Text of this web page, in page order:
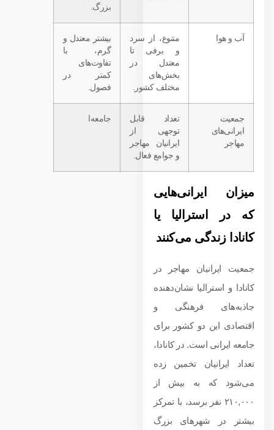
بزرگ.
آب و هوا
متنوع، از سرد
و برفی تا
معتدل در
بخش‌های
مختلف کشور.
بیشتر معتدل و
گرم، با
تفاوت‌های
کمتر در
فصول.
جمعیت
ایرانی‌های
مهاجر
تعداد قابل
توجهی از
ایرانیان مهاجر
و جوامع فعال.
جامعه‌ا
میزان ایرانی‌هایی
که در استرالیا یا
کانادا زندگی می‌کنند
جمعیت ایرانیان مهاجر در
کانادا و استرالیا نشان‌دهنده
جاذبه‌های فرهنگی و
اقتصادی این دو کشور برای
جامعه ایرانی است. در کانادا،
تعداد ایرانیان تخمین زده
می‌شود که به بیش از
۲۱۰,۰۰۰ نفر برسد، با تمرکز
بیشتر در شهرهای بزرگ